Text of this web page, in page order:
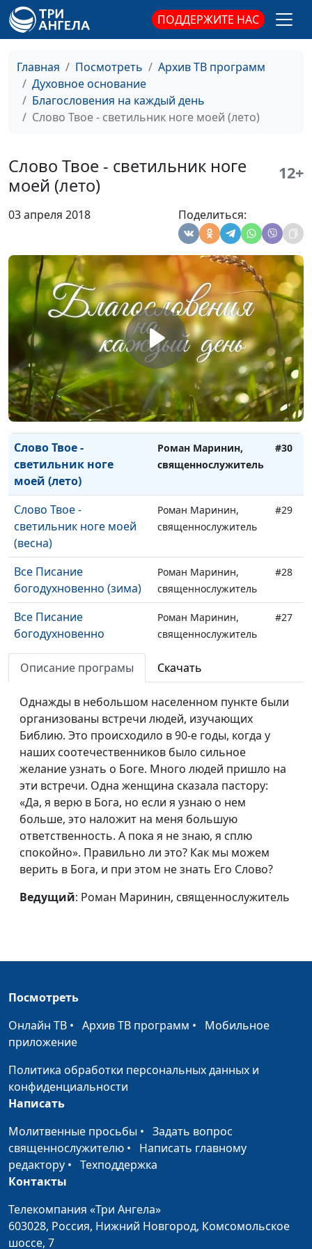
ПОДДЕРЖИТЕ НАС
Главная Посмотреть
Архив ТВ программ
Духовное основание
Благословения на каждый день
Слово Твое - светильник ноге моей (лето)
Слово Твое - светильник ноге
моей (лето)
12+
03 апреля 2018 Поделиться:
Дух подкрепляет нас в
немощах наших (осень)
священнослужитель
немощах наших (лето)
священнослужитель
Дух подкрепляет нас в
немощах наших (весна)
Роман Маринин,
священнослужитель
(зима)
Богобоязненное житие
Роман Маринин,
#34
Богобоязненное житие
(весна)
Роман Маринин,
священнослужитель
#33
Слово Твое -
светильник ноге моей
(зима)
Роман Маринин,
священнослужитель
#32
Слово Твое -
светильник ноге моей
(осень)
Роман Маринин,
священнослужитель
#31
Слово Твое -
светильник ноге
моей (лето)
Роман Маринин,
священнослужитель
#30
Слово Твое -
светильник ноге моей
(весна)
Роман Маринин,
священнослужитель
#29
Все Писание
богодухновенно (зима)
Роман Маринин,
священнослужитель
#28
Все Писание
богодухновенно
(осень)
Роман Маринин,
священнослужитель
#27
богодухновенно (лето)
Роман Маринин,
#26
Все Писание
богодухновенно (весна)
Роман Маринин,
священнослужитель
Мужья, любите своих
жен (зима)
Роман Маринин,
священнослужитель
#24
Мужья, любите своих
жен (осень)
Роман Маринин,
священнослужитель
Мужья, любите своих
жен (лето)
Роман Маринин,
священнослужитель
Мужья, любите своих
Роман Маринин,
#21
Ты взираешь на обиды
Ты взираешь на обиды
Ты взираешь на обиды
и притеснения (весна)
Молитесь за
обижающих вас (зима)
Роман Маринин,
священнослужитель
Молитесь за
Молитесь за
обижающих вас (лето)
Роман Маринин,
#14
Описание програмы Скачать
Однажды в небольшом населенном пункте были
организованы встречи людей, изучающих
Библию. Это происходило в 90-е годы, когда у
наших соотечественников было сильное
желание узнать о Боге. Много людей пришло на
эти встречи. Одна женщина сказала пастору:
«Да, я верю в Бога, но если я узнаю о нем
больше, это наложит на меня большую
ответственность. А пока я не знаю, я сплю
спокойно». Правильно ли это? Как мы можем
верить в Бога, и при этом не знать Его Слово?
Ведущий: Роман Маринин, священнослужитель
Посмотреть
Онлайн ТВ • Архив ТВ программ • Мобильное
приложение
Политика обработки персональных данных и
конфиденциальности
Написать
Молитвенные просьбы • Задать вопрос
священнослужителю • Написать главному
редактору • Техподдержка
Контакты
Телекомпания «Три Ангела»
603028, Россия, Нижний Новгород, Комсомольское
шоссе, 7